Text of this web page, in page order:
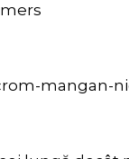
mangan-